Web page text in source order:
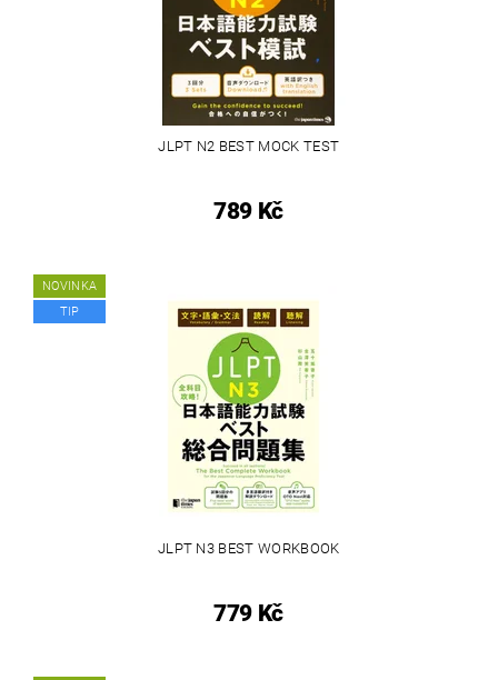
JLPT N2 BEST MOCK TEST
789 Kč
NOVINKA
TIP
JLPT N3 BEST WORKBOOK
779 Kč